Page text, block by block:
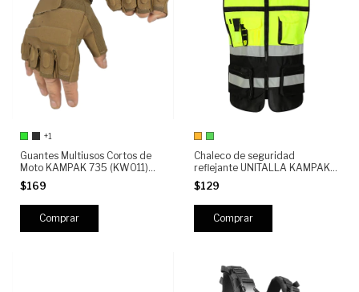
+1
Guantes Multiusos Cortos de
Moto KAMPAK 735 (KW011)
Tácticos Antiderrapantes
$169
Comprar
Chaleco de seguridad
reflejante UNITALLA KAMPAK
KW045, Bolsillos multiusos.
$129
Comprar